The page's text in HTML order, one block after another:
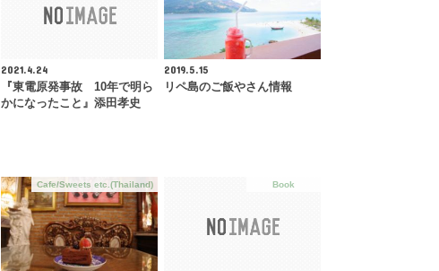
2021.4.24
『東電原発事故 10年で明ら
かになったこと』添田孝史
2019.5.15
リペ島のご飯やさん情報
Cafe/Sweets etc.(Thailand) Book